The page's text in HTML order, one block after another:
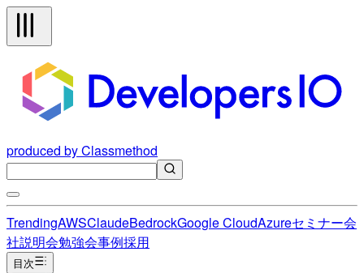
produced by Classmethod
TrendingAWSClaudeBedrockGoogle CloudAzureセミナー会
社説明会勉強会事例採用
目次